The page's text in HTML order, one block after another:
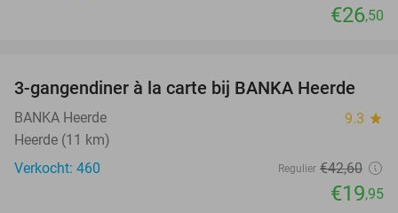
€26,50
53%
3-gangendiner à la carte bij BANKA Heerde
BANKA Heerde 9.3 star
Heerde (11 km)
Verkocht: 460
Regulier €42,60
€19,95